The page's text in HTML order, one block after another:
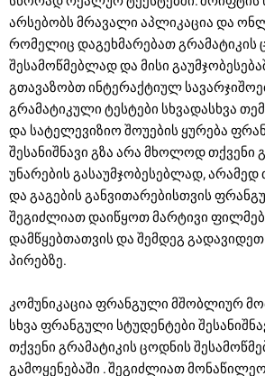
არსებობს მრავალი აპლიკაცია და
რომელიც დაგეხმარებათ გრამატიკის
შესამოწმებლად და მისი
გთავაზობთ ინტერაქტიულ
გრამატიკული ტესტები სხვადასხვა
და სატელევიზიო შოუების ყურება
შესანიშნავი გზა არა მხოლოდ თქვენი
უნარების გასაუმჯობესებლად, არამედ
და გაგების განვითარებისთვის
შეგიძლიათ დაიწყოთ მარტივი
დამწყებთათვის და შემდეგ
პირებზე.
კომუნიკაცია ფრანგული მშობლიურ
სხვა ფრანგული სტუდენტები
თქვენი გრამატიკის ცოდნის
გამოყენებაში . შეგიძლიათ